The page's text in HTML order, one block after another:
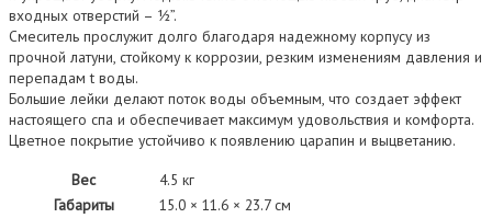
лейкой,
с
настенным
изливом
SLIBL03i68
(матовый
чёрный)
входных отверстий – ½”.
Смеситель прослужит долго благодаря надежному корпусу из
прочной латуни, стойкому к коррозии, резким изменениям давления и
перепадам t воды.
Большие лейки делают поток воды объемным, что создает эффект
настоящего спа и обеспечивает максимум удовольствия и комфорта.
Цветное покрытие устойчиво к появлению царапин и выцветанию.
Вес
4.5 кг
Габариты
15.0 × 11.6 × 23.7 см